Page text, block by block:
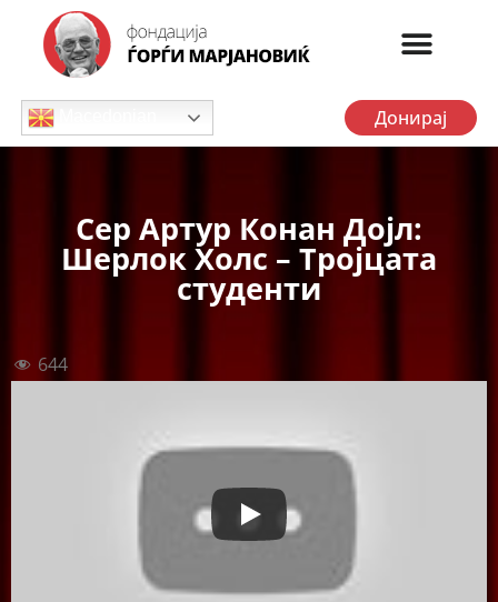
Донирај
Сер Артур Конан Дојл:
Шерлок Холс – Тројцата
студенти
644